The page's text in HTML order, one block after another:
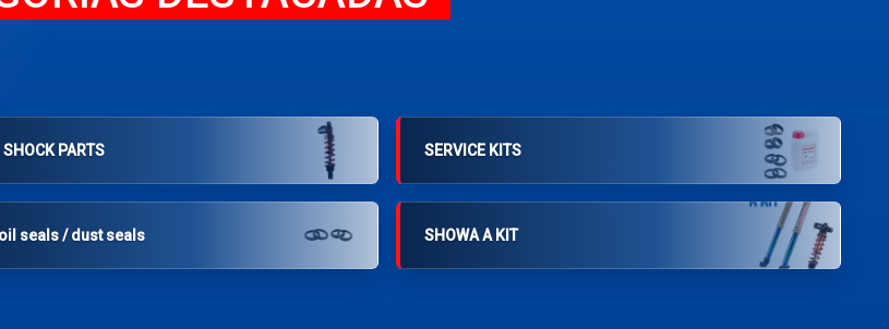
SHOCK PARTS SERVICE KITS
seals / dust seals SHOWA A KIT